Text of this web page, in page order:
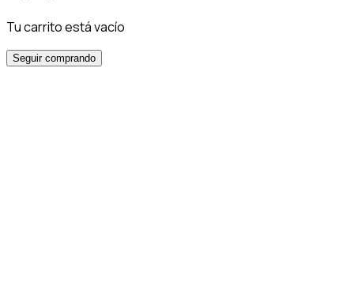
Tu carrito está vacío
Seguir comprando